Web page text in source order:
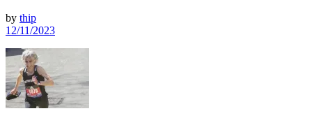
by thip
12/11/2023